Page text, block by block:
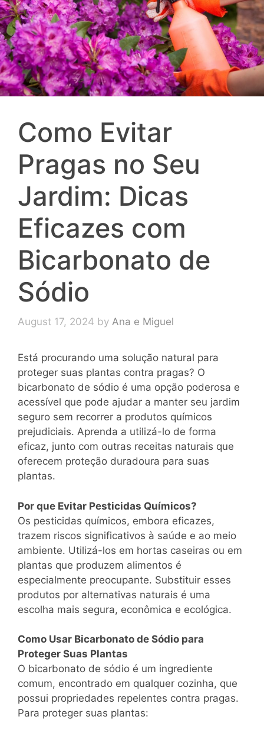
Como Evitar
Pragas no Seu
Jardim: Dicas
Eficazes com
Bicarbonato de
Sódio
August 17, 2024 by Ana e Miguel
Está procurando uma solução natural para
proteger suas plantas contra pragas? O
bicarbonato de sódio é uma opção poderosa e
acessível que pode ajudar a manter seu jardim
seguro sem recorrer a produtos químicos
prejudiciais. Aprenda a utilizá-lo de forma
eficaz, junto com outras receitas naturais que
oferecem proteção duradoura para suas
plantas.
Por que Evitar Pesticidas Químicos?
Os pesticidas químicos, embora eficazes,
trazem riscos significativos à saúde e ao meio
ambiente. Utilizá-los em hortas caseiras ou em
plantas que produzem alimentos é
especialmente preocupante. Substituir esses
produtos por alternativas naturais é uma
escolha mais segura, econômica e ecológica.
Como Usar Bicarbonato de Sódio para
Proteger Suas Plantas
O bicarbonato de sódio é um ingrediente
comum, encontrado em qualquer cozinha, que
possui propriedades repelentes contra pragas.
Para proteger suas plantas: